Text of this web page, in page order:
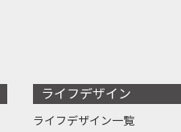
ライフデザイン
ライフデザイン一覧